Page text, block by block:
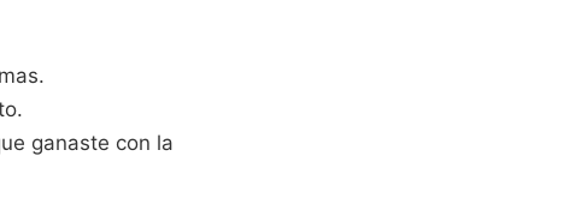
ganaste con la